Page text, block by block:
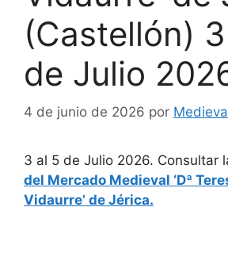
(Castellón)
de Julio
4 de junio de 2026 por
3 al 5 de Julio 2026. Consultar
del Mercado Medieval ‘Dª
Vidaurre’ de Jérica.